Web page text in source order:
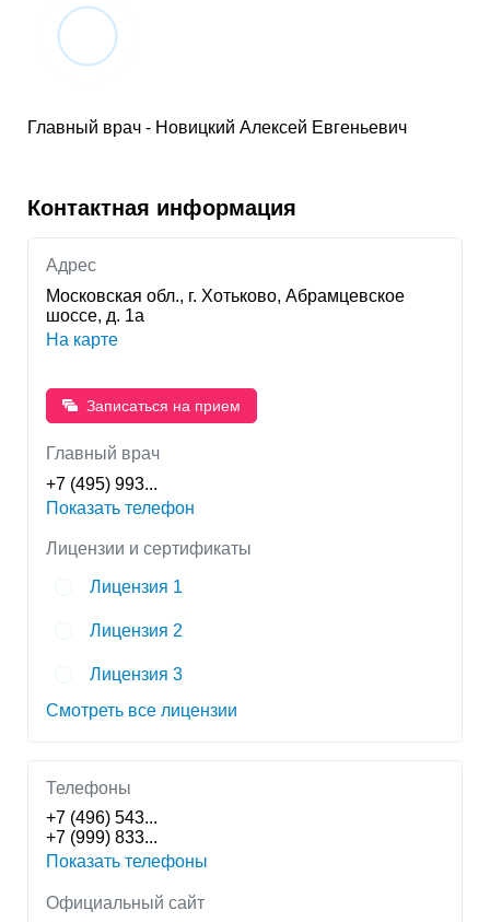
Главный врач - Новицкий Алексей Евгеньевич
Контактная информация
Адрес
Московская обл., г. Хотьково, Абрамцевское
шоссе, д. 1а
На карте
Записаться на прием
Главный врач
+7 (495) 993...
Показать телефон
Лицензии и сертификаты
Лицензия 1
Лицензия 2
Лицензия 3
Смотреть все лицензии
Телефоны
+7 (496) 543...
+7 (999) 833...
Показать телефоны
Официальный сайт